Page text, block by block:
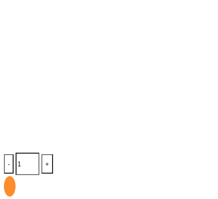
- +